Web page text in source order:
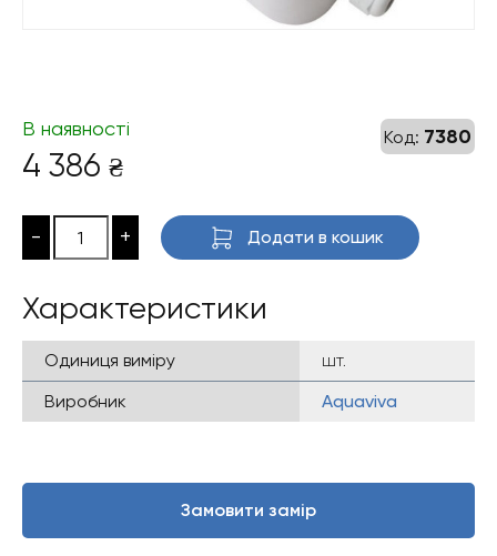
Код: 7380
В наявності
4 386 ₴
- + Додати в кошик
Характеристики
Одиниця виміру
шт.
Виробник
Aquaviva
Замовити замір